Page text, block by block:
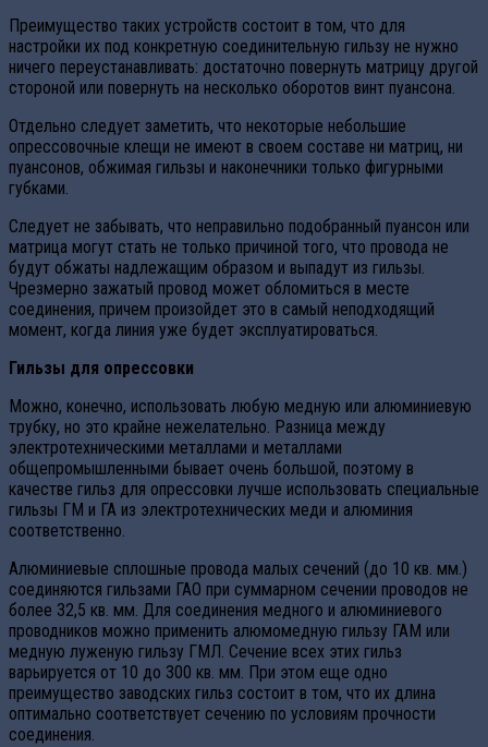
Преимущество таких устройств состоит в том, что для
настройки их под конкретную соединительную гильзу не нужно
ничего переустанавливать: достаточно повернуть матрицу другой
стороной или повернуть на несколько оборотов винт пуансона.
Отдельно следует заметить, что некоторые небольшие
опрессовочные клещи не имеют в своем составе ни матриц, ни
пуансонов, обжимая гильзы и наконечники только фигурными
губками.
Следует не забывать, что неправильно подобранный пуансон или
матрица могут стать не только причиной того, что провода не
будут обжаты надлежащим образом и выпадут из гильзы.
Чрезмерно зажатый провод может обломиться в месте
соединения, причем произойдет это в самый неподходящий
момент, когда линия уже будет эксплуатироваться.
Гильзы для опрессовки
Можно, конечно, использовать любую медную или алюминиевую
трубку, но это крайне нежелательно. Разница между
электротехническими металлами и металлами
общепромышленными бывает очень большой, поэтому в
качестве гильз для опрессовки лучше использовать специальные
гильзы ГМ и ГА из электротехнических меди и алюминия
соответственно.
Алюминиевые сплошные провода малых сечений (до 10 кв. мм.)
соединяются гильзами ГАО при суммарном сечении проводов не
более 32,5 кв. мм. Для соединения медного и алюминиевого
проводников можно применить алюмомедную гильзу ГАМ или
медную луженую гильзу ГМЛ. Сечение всех этих гильз
варьируется от 10 до 300 кв. мм. При этом еще одно
преимущество заводских гильз состоит в том, что их длина
оптимально соответствует сечению по условиям прочности
соединения.